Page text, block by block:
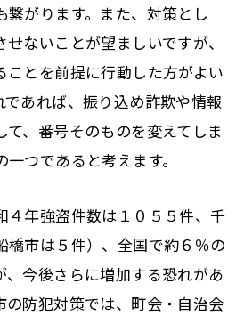
がります。また、対策とし
ないことが望ましいですが、
ことを前提に行動した方がよい
であれば、振り込め詐欺や情報
、番号そのものを変えてしま
つであると考えます。
４年強盗件数は１０５５件、千
橋市は５件）、全国で約６％の
、今後さらに増加する恐れがあ
の防犯対策では、町会・自治会